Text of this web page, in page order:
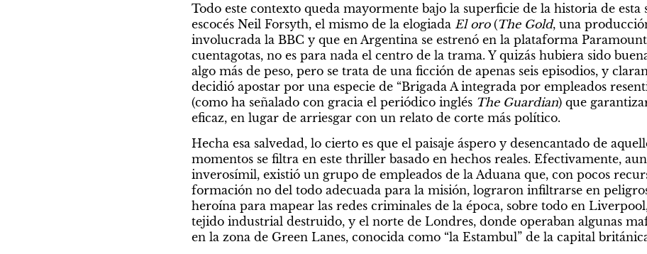
Todo este contexto queda mayormente bajo la superficie de la historia de
escocés Neil Forsyth, el mismo de la elogiada El oro (The Gold, una
involucrada la BBC y que en Argentina se estrenó en la plataforma
cuentagotas, no es para nada el centro de la trama. Y quizás hubiera sido
algo más de peso, pero se trata de una ficción de apenas seis episodios, y
decidió apostar por una especie de “Brigada A integrada por empleados
(como ha señalado con gracia el periódico inglés The Guardian) que
eficaz, en lugar de arriesgar con un relato de corte más político.
Hecha esa salvedad, lo cierto es que el paisaje áspero y desencantado de
momentos se filtra en este thriller basado en hechos reales. Efectivamente,
inverosímil, existió un grupo de empleados de la Aduana que, con pocos
formación no del todo adecuada para la misión, lograron infiltrarse en
heroína para mapear las redes criminales de la época, sobre todo en
tejido industrial destruido, y el norte de Londres, donde operaban algunas
en la zona de Green Lanes, conocida como “la Estambul” de la capital